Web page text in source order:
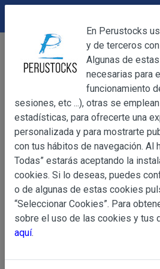
Artesanía
Figuras de
Estatuilla Gato de Esteatita
OBJETO
Información
Básica
sobre
de Datos
OBJETO
Las presentes Condiciones
web www.perustocks.es,
YACARINE (en adelante,
La adquisición de
DEVOLUCIONES
En Perustocks
y de terceros
Algunas de
necesarias para
funcionamiento
sesiones, etc ...), otras se
estadísticas, para ofrecerte una
personalizada y para mostrarte
con tus hábitos de navegación. Al
Todas” estarás aceptando la
cookies. Si lo deseas, puedes
o de algunas de estas cookies
“Seleccionar Cookies”. Para
sobre el uso de las cookies y tus
aquí.